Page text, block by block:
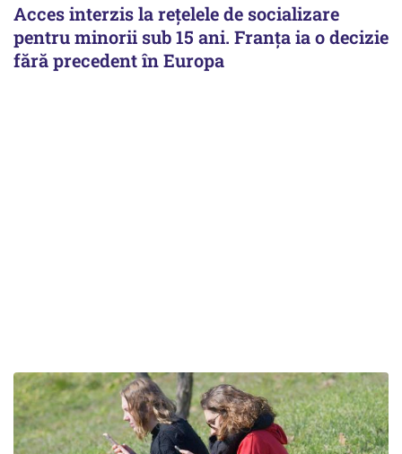
Acces interzis la rețelele de socializare
pentru minorii sub 15 ani. Franța ia o decizie
fără precedent în Europa